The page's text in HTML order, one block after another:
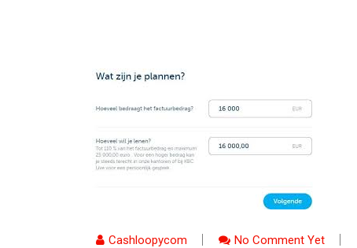
Cashloopycom No Comment Yet